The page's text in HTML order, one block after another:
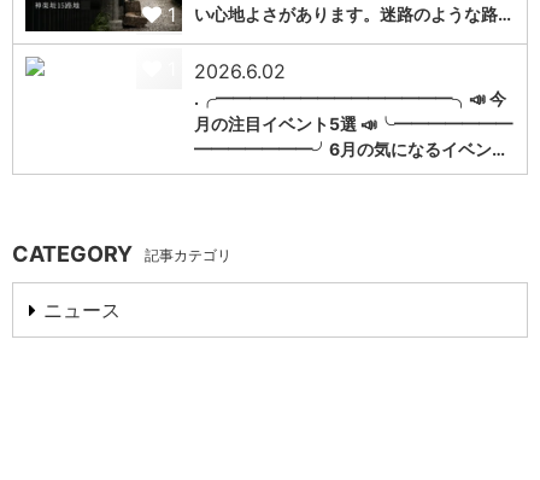
1
い心地よさがあります。迷路のような路…
2026.6.02
.╭━━━━━━━━━━━━━━╮📣 今
月の注目イベント5選 📣╰━━━━━━━
━━━━━━━╯6月の気になるイベン…
CATEGORY 記事カテゴリ
ニュース